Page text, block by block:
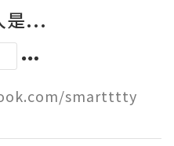
是...
smartttty